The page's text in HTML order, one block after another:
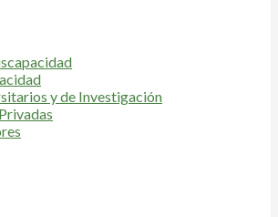
y de Investigación